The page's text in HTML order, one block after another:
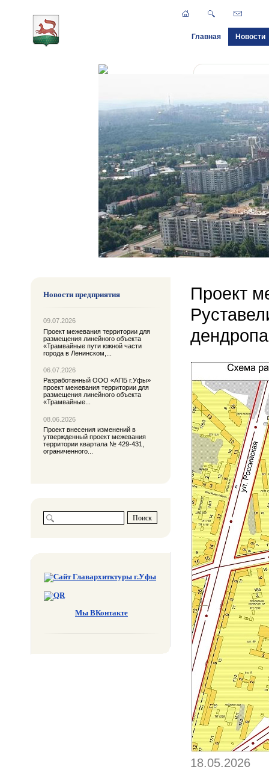
Главная Новости
Новости предприятия
09.07.2026
Проект межевания территории для
размещения линейного объекта
«Трамвайные пути южной части
города в Ленинском,...
06.07.2026
Разработанный ООО «АПБ г.Уфы»
проект межевания территории для
размещения линейного объекта
«Трамвайные...
08.06.2026
Проект внесения изменений в
утвержденный проект межевания
территории квартала № 429-431,
ограниченного...
Мы ВКонтакте
Проект
18.05.2026